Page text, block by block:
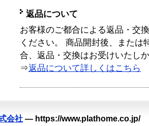
返品について
お客様のご都合による返品・交
ください。 商品開封後、または
合、返品・交換はお受けいたし
⇒返品について詳しくはこちら
会社 — https://www.plathome.co.jp/